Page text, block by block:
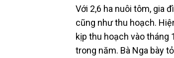
Với 2,6 ha nuôi tôm, gia
cũng như thu hoạch.
kịp thu hoạch vào tháng
trong năm. Bà Nga bày